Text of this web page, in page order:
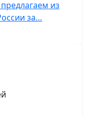
из
за…